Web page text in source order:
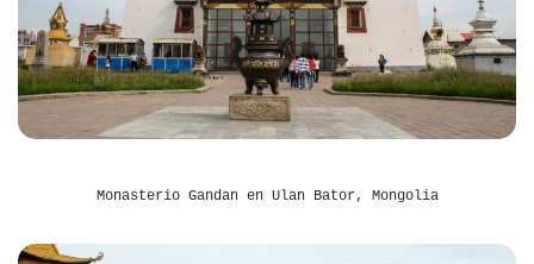
Monasterio Gandan en Ulan Bator, Mongolia